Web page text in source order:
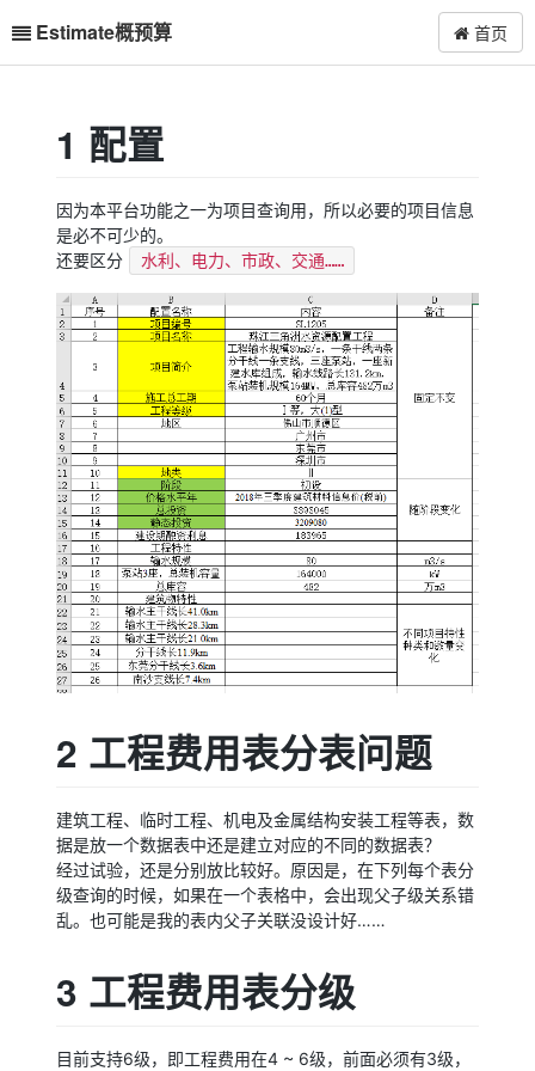
Estimate概预算 首页
1 配置
因为本平台功能之一为项目查询用，所以必要的项目信息
是必不可少的。
还要区分
水利、电力、市政、交通……
2 工程费用表分表问题
建筑工程、临时工程、机电及金属结构安装工程等表，数
据是放一个数据表中还是建立对应的不同的数据表？
经过试验，还是分别放比较好。原因是，在下列每个表分
级查询的时候，如果在一个表格中，会出现父子级关系错
乱。也可能是我的表内父子关联没设计好……
3 工程费用表分级
目前支持6级，即工程费用在4 ~ 6级，前面必须有3级，